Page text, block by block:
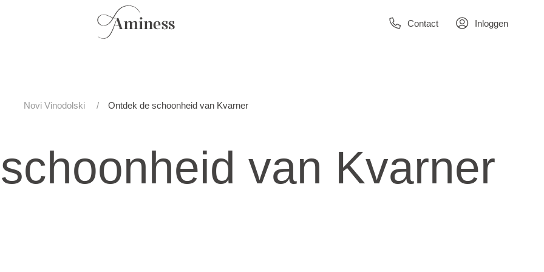
Contact Inloggen
Novi Vinodolski Ontdek de schoonheid van Kvarner
van Kvarner